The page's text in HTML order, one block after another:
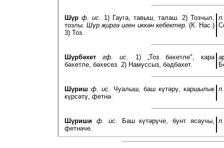
Шүр ф. ис. 1) Гауга, тавыш, талаш. 2) Тозчыл,
тозлы.Шүр җиргә иген иккән кебектер. (К. Нас.)
3) Тоз.
Шүрбәхет гф. ис.
1) „Тоз бәхетле", кара
бәхетле, бәхесез. 2) Намуссыз, бәдбәхет.
Шүриш ф. ис. Чуалыш, баш күтәрү, каршылык
күрсәтү, фетнә.
Шүриши ф. ис.
Баш күтәрүче, бунт ясаучы,
фетнәче.